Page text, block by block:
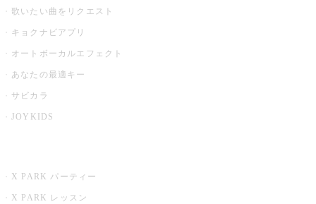
歌いたい曲をリクエスト
キョクナビアプリ
オートボーカルエフェクト
あなたの最適キー
サビカラ
JOYKIDS
X PARK パーティー
X PARK レッスン